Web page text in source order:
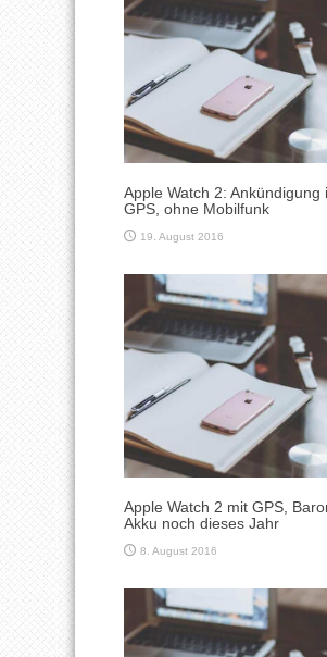
Apple Watch 2: Ankündigung
GPS, ohne Mobilfunk
19. August 2016
Apple Watch 2 mit GPS,
Akku noch dieses Jahr
8. August 2016